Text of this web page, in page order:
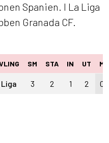
Spanien. I La Liga
Granada CF.
SM STA IN UT M
3 2 1 2 0